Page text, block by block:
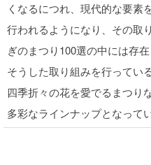
くなるにつれ、現代的な要素
行われるようになり、その取
ぎのまつり100選の中には存
そうした取り組みを行ってい
四季折々の花を愛でるまつり
多彩なラインナップとなってい